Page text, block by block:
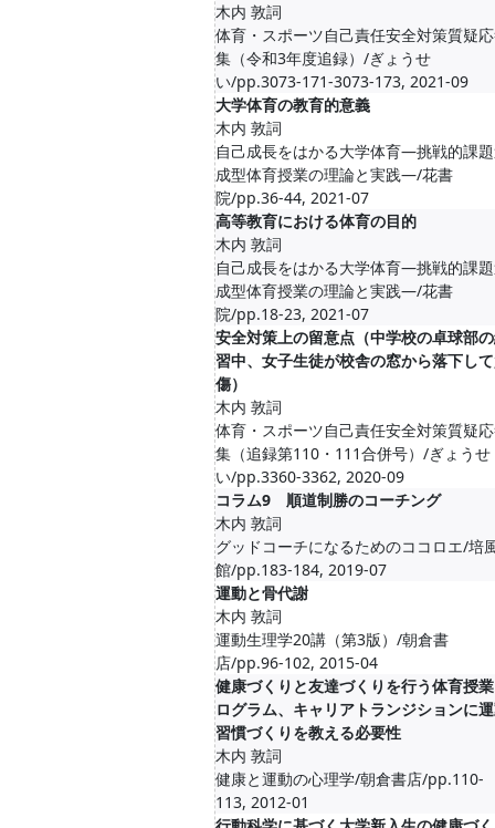
木内 敦詞
体育・スポーツ自己責任安全対策質疑
集（令和3年度追録）/ぎょうせ
い/pp.3073-171-3073-173, 2021-09
大学体育の教育的意義
木内 敦詞
自己成長をはかる大学体育—挑戦的課
成型体育授業の理論と実践—/花書
院/pp.36-44, 2021-07
高等教育における体育の目的
木内 敦詞
自己成長をはかる大学体育—挑戦的課
成型体育授業の理論と実践—/花書
院/pp.18-23, 2021-07
安全対策上の留意点（中学校の卓球部
習中、女子生徒が校舎の窓から落下し
傷）
木内 敦詞
体育・スポーツ自己責任安全対策質疑
集（追録第110・111合併号）/ぎょうせ
い/pp.3360-3362, 2020-09
コラム9 順道制勝のコーチング
木内 敦詞
グッドコーチになるためのココロエ/培
館/pp.183-184, 2019-07
運動と骨代謝
木内 敦詞
運動生理学20講（第3版）/朝倉書
店/pp.96-102, 2015-04
健康づくりと友達づくりを行う体育授
ログラム、キャリアトランジションに
習慣づくりを教える必要性
木内 敦詞
健康と運動の心理学/朝倉書店/pp.110-
113, 2012-01